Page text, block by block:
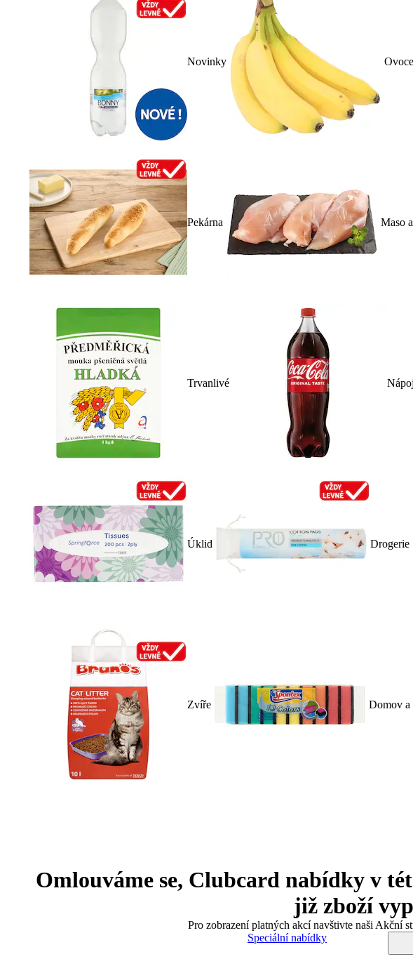
Novinky
Pekárna Maso
Trvanlivé
Úklid Drogerie
Zvíře Domov a
Omlouváme se, Clubcard nabídky v
již zboží
Pro zobrazení platných akcí navštivte naši Akční
Speciální nabídky